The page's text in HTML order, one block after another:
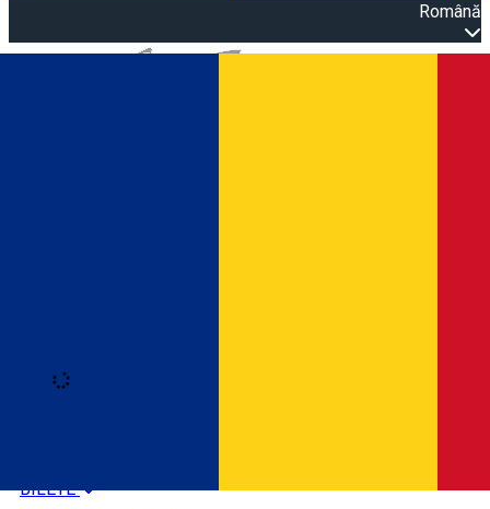
Română
BILETE